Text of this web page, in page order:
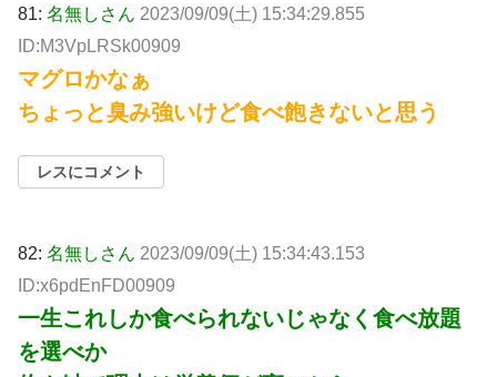
81: 名無しさん 2023/09/09(土) 15:34:29.855
ID:M3VpLRSk00909
マグロかなぁ
ちょっと臭み強いけど食べ飽きないと思う
レスにコメント
82: 名無しさん 2023/09/09(土) 15:34:43.153
ID:x6pdEnFD00909
一生これしか食べられないじゃなく食べ放題
を選べか